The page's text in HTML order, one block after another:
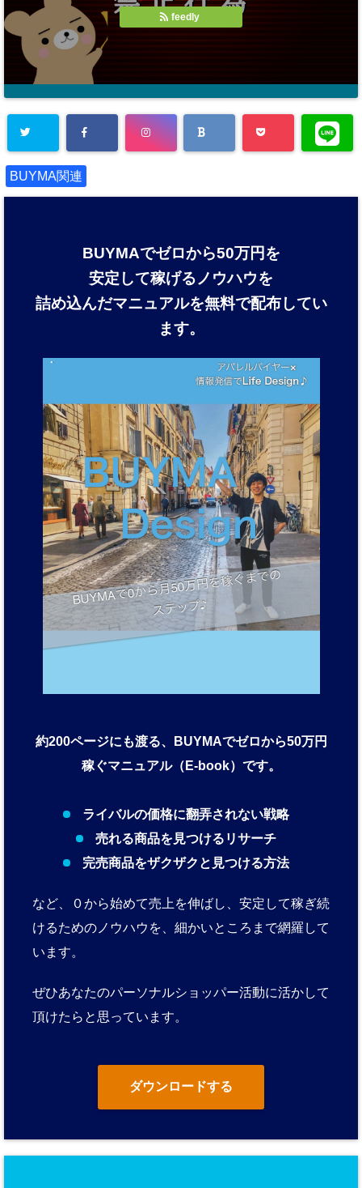
feedly
BUYMA関連
BUYMAでゼロから50万円を
安定して稼げるノウハウを
詰め込んだマニュアルを無料で配布してい
ます。
約200ページにも渡る、BUYMAでゼロから50万円
稼ぐマニュアル（E-book）です。
ライバルの価格に翻弄されない戦略
売れる商品を見つけるリサーチ
完売商品をザクザクと見つける方法
など、０から始めて売上を伸ばし、安定して稼ぎ続
けるためのノウハウを、細かいところまで網羅して
います。
ぜひあなたのパーソナルショッパー活動に活かして
頂けたらと思っています。
ダウンロードする